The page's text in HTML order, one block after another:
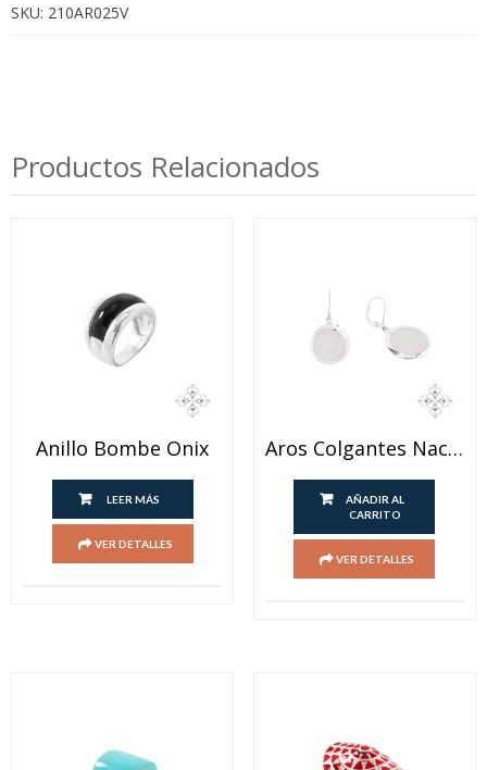
SKU: 210AR025V
Productos Relacionados
Anillo Bombe Onix
LEER MÁS
VER DETALLES
Aros Colgantes Nacar
AÑADIR AL
CARRITO
VER DETALLES